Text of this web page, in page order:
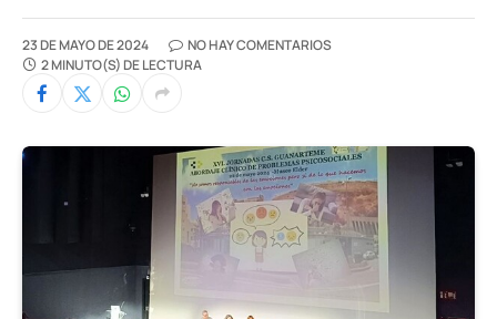
23 DE MAYO DE 2024
NO HAY COMENTARIOS
2 MINUTO(S) DE LECTURA